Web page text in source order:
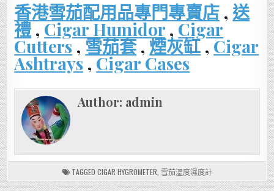
香港雪茄配用品專門專賣店 ,送
禮 , Cigar Humidor, Cigar
Cutters , 雪茄套, 煙灰缸, Cigar
Ashtrays , Cigar Cases
Author: admin
TAGGED CIGAR HYGROMETER 雪茄溫度濕度計